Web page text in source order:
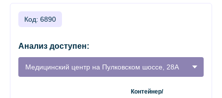
Код: 6890
Анализ доступен:
Медицинский центр на Пулковском шоссе, 28А
Контейнер/